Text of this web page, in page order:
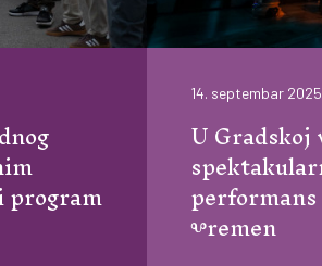
14. septembar
U
Ⰲremen